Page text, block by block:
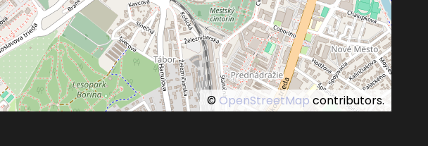
© OpenStreetMap contributors.